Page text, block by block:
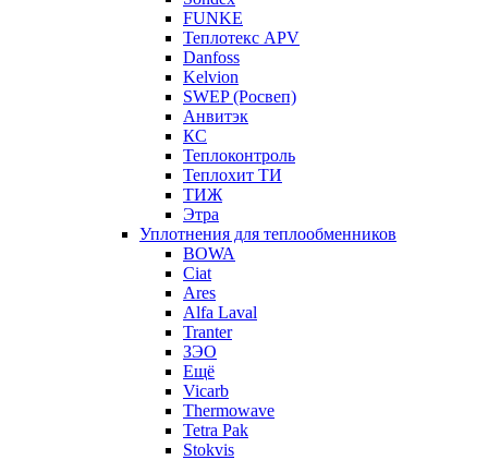
FUNKE
Теплотекс APV
Danfoss
Kelvion
SWEP (Росвеп)
Анвитэк
КС
Теплоконтроль
Теплохит ТИ
ТИЖ
Этра
Уплотнения для теплообменников
BOWA
Ciat
Ares
Alfa Laval
Tranter
ЗЭО
Ещё
Vicarb
Thermowave
Tetra Pak
Stokvis